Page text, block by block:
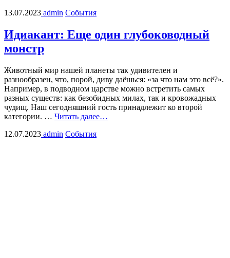
13.07.2023 admin События
Идиакант: Еще один глубоководный
монстр
Животный мир нашей планеты так удивителен и
разнообразен, что, порой, диву даёшься: «за что нам это всё?».
Например, в подводном царстве можно встретить самых
разных существ: как безобидных милах, так и кровожадных
чудищ. Наш сегодняшний гость принадлежит ко второй
категории. … Читать далее…
12.07.2023 admin События